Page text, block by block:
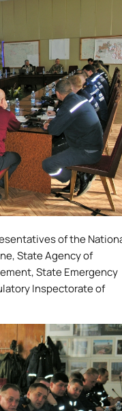
of the
State Agency of
State Emergency
Inspectorate of